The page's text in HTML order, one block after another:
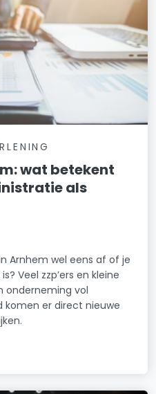
wat betekent
als
Arnhem wel eens af of je
Veel zzp’ers en kleine
onderneming vol
komen er direct nieuwe